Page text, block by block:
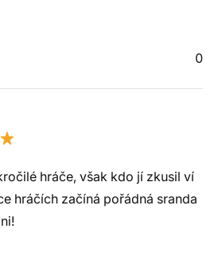
0
hráče, však kdo jí zkusil ví
hráčích začíná pořádná sranda